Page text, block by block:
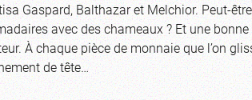
Gaspard, Balthazar et Melchior. Peut-
avec des chameaux ? Et une
À chaque pièce de monnaie que l’on
de tête…